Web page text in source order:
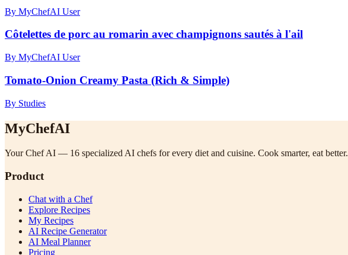
By MyChefAI User
Côtelettes de porc au romarin avec champignons sautés à l'ail
By MyChefAI User
Tomato-Onion Creamy Pasta (Rich & Simple)
By Studies
MyChefAI
Your Chef AI — 16 specialized AI chefs for every diet and cuisine. Cook smarter, eat better.
Product
Chat with a Chef
Explore Recipes
My Recipes
AI Recipe Generator
AI Meal Planner
Pricing